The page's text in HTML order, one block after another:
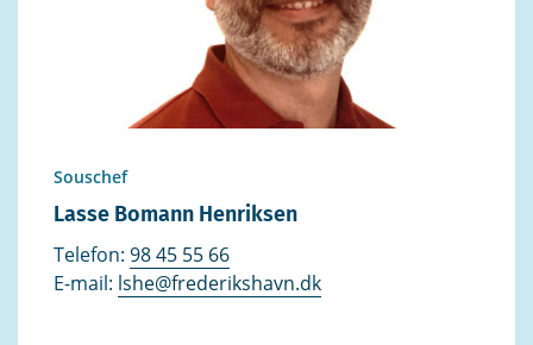
Souschef
Lasse Bomann Henriksen
Telefon: 98 45 55 66
E-mail: lshe@frederikshavn.dk